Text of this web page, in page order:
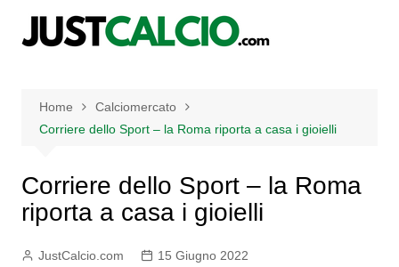
Home
Calciomercato
Corriere dello Sport – la Roma riporta a casa i gioielli
Corriere dello Sport – la Roma
riporta a casa i gioielli
JustCalcio.com
15 Giugno 2022